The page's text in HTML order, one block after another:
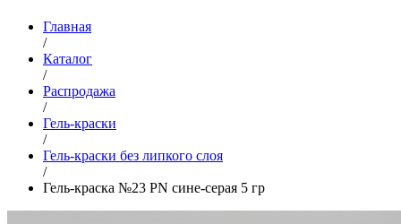
Главная
/
Каталог
/
Распродажа
/
Гель-краски
/
Гель-краски без липкого слоя
/
Гель-краска №23 PN сине-серая 5 гр